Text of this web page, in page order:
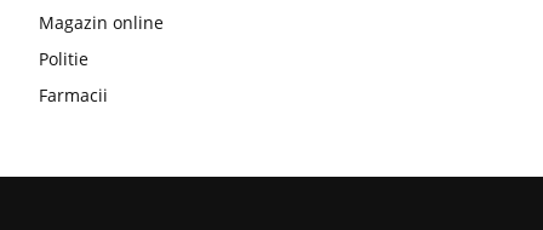
Magazin online
Politie
Farmacii